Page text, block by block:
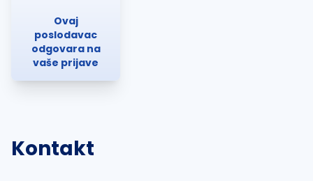
Ovaj
poslodavac
odgovara na
vaše prijave
Kontakt